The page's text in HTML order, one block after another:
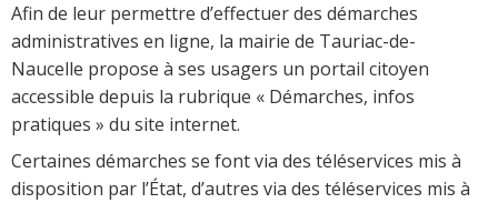
Afin de leur permettre d’effectuer des démarches
administratives en ligne, la mairie de Tauriac-de-
Naucelle propose à ses usagers un portail citoyen
accessible depuis la rubrique « Démarches, infos
pratiques » du site internet.
Certaines démarches se font via des téléservices mis à
disposition par l’État, d’autres via des téléservices mis à